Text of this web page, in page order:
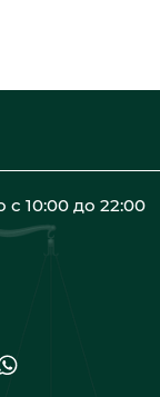
10:00 до 22:00